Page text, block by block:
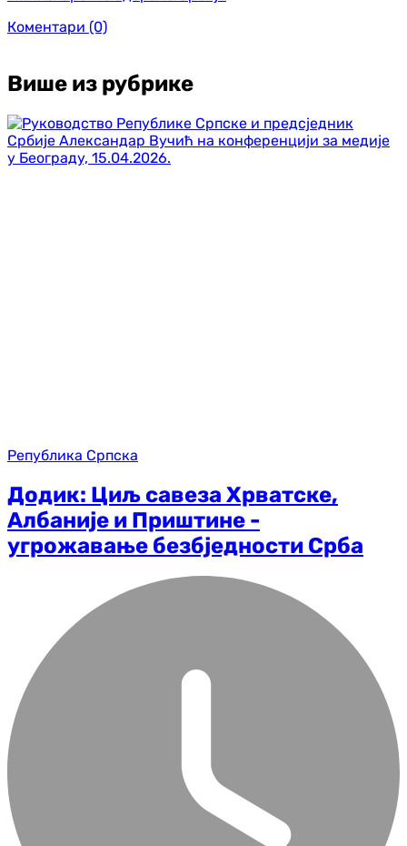
Коментари (0)
Више из рубрике
Република Српска
Додик: Циљ савеза Хрватске,
Албаније и Приштине -
угрожавање безбједности Срба